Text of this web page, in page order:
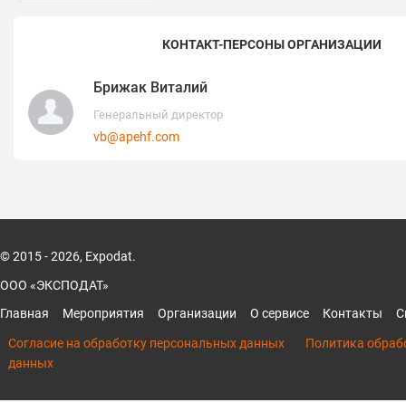
КОНТАКТ-ПЕРСОНЫ ОРГАНИЗАЦИИ
Брижак Виталий
Генеральный директор
vb@apehf.com
© 2015 - 2026, Expodat.
ООО «ЭКСПОДАТ»
Главная
Мероприятия Организации О сервисе Контакты
Согласие на обработку персональных данных
Политика
данных